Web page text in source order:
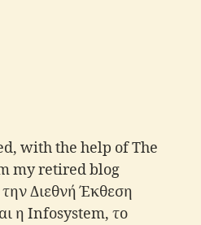
with the help of The
my retired blog
Διεθνή Έκθεση
η Infosystem, το